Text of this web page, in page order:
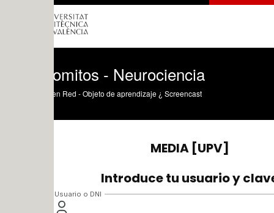
- Neurociencia
Red - Objeto de aprendizaje ¿ Screencast